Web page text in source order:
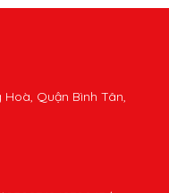
Hoà, Quận Bình Tân,